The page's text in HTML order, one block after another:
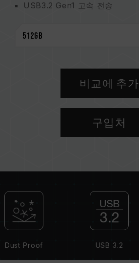
USB3.2 Gen1 고속 전송
비교에 추가
구입처
Dust Proof USB 3.2